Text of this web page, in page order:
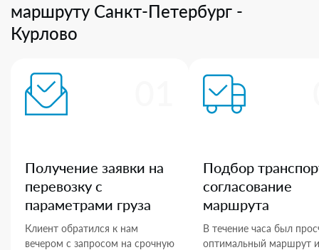
маршруту Санкт-Петербург -
Курлово
Получение заявки на
перевозку с
параметрами груза
Клиент обратился к нам
вечером с запросом на срочную
Подбор
согласование
маршрута
В течение часа был
оптимальный маршрут и